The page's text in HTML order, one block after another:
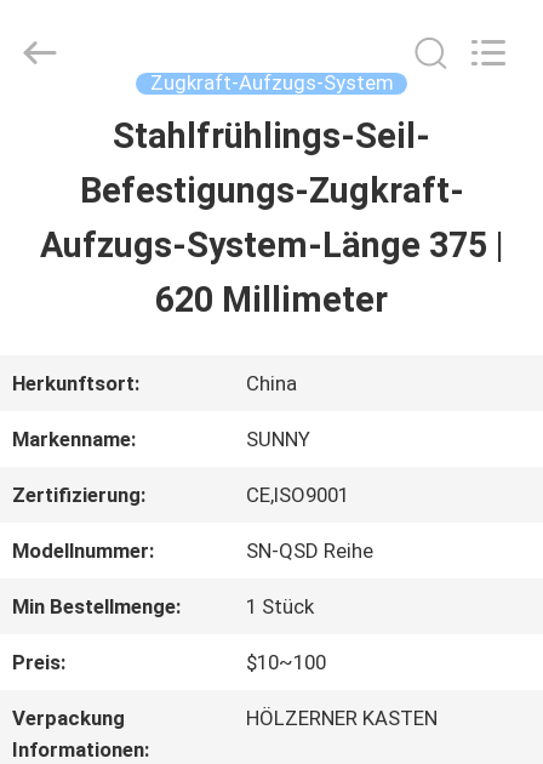
PRODUKTE
FABRIK-
AUSFLUG
QUALITÄTSKONTROLLE
SUNNY
Zugkraft-Aufzugs-System
Stahlfrühlings-Seil-
Befestigungs-Zugkraft-
Aufzugs-System-Länge 375 |
620 Millimeter
Herkunftsort: China
Markenname: SUNNY
Zertifizierung: CE,ISO9001
Modellnummer: SN-QSD Reihe
Min Bestellmenge: 1 Stück
Preis: $10~100
Verpackung
Informationen:
HÖLZERNER KASTEN